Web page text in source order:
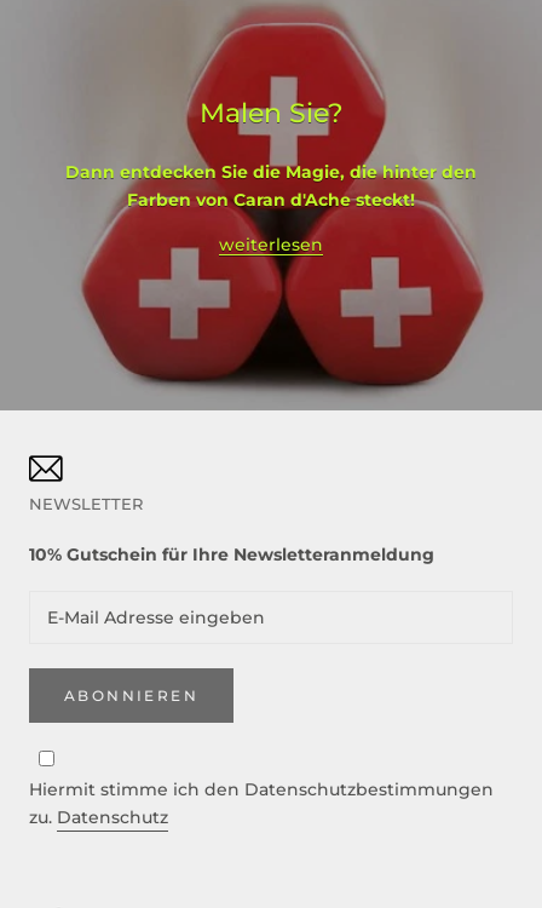
Malen Sie?
Dann entdecken Sie die Magie, die hinter den
Farben von Caran d'Ache steckt!
weiterlesen
NEWSLETTER
10% Gutschein für Ihre Newsletteranmeldung
ABONNIEREN
Hiermit stimme ich den Datenschutzbestimmungen
zu. Datenschutz